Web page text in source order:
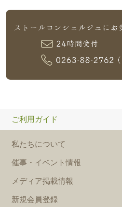
ご利用ガイド
私たちについて
催事・イベント情報
メディア掲載情報
新規会員登録